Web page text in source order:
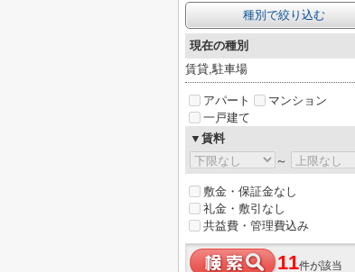
種別で絞り込む
現在の種別
賃貸,駐車場
アパート
マンション
一戸建て
▼賃料
～
敷金・保証金なし
礼金・敷引なし
共益費・管理費込み
11件が該当